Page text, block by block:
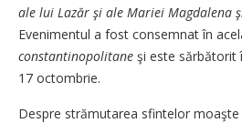
ale lui Lazăr şi ale Mariei Magdalena
Evenimentul a fost consemnat în
constantinopolitane şi este sărbătorit
17 octombrie.
Despre strămutarea sfintelor